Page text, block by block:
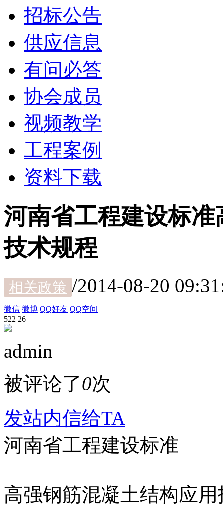
招标公告
供应信息
有问必答
协会成员
视频教学
工程案例
资料下载
河南省工程建设标
技术规程
相关政策 /2014-08-20
微信 微博 QQ好友 QQ空间
522 26
admin
被评论了0次
发站内信给TA
河南省工程建设标准
高强钢筋混凝土结构应